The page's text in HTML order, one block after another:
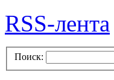
RSS-лента
Поиск: